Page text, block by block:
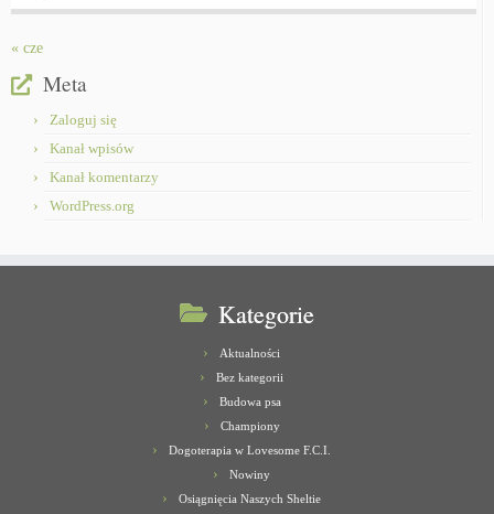
« cze
Meta
Zaloguj się
Kanał wpisów
Kanał komentarzy
WordPress.org
Kategorie
Aktualności
Bez kategorii
Budowa psa
Championy
Dogoterapia w Lovesome F.C.I.
Nowiny
Osiągnięcia Naszych Sheltie